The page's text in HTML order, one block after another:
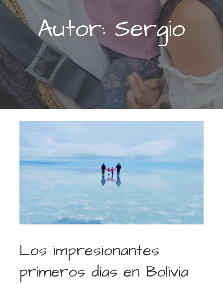
Autor: Sergio
Los impresionantes
primeros días en Bolivia